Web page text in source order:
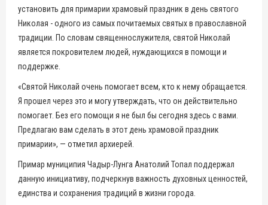
установить для примарии храмовый праздник в день святого
Николая - одного из самых почитаемых святых в православной
традиции. По словам священнослужителя, святой Николай
является покровителем людей, нуждающихся в помощи и
поддержке.
«Святой Николай очень помогает всем, кто к нему обращается.
Я прошел через это и могу утверждать, что он действительно
помогает. Без его помощи я не был бы сегодня здесь с вами.
Предлагаю вам сделать в этот день храмовой праздник
примарии», — отметил архиерей.
Примар муниципия Чадыр-Лунга Анатолий Топал поддержал
данную инициативу, подчеркнув важность духовных ценностей,
единства и сохранения традиций в жизни города.